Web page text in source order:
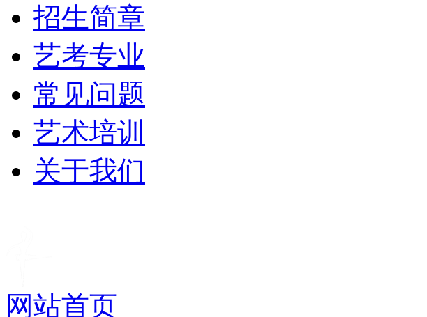
招生简章
艺考专业
常见问题
艺术培训
关于我们
网站首页